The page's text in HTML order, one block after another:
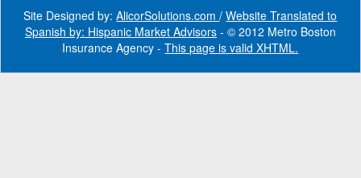
Site Designed by:AlicorSolutions.com/Website Translated to
Spanish by: Hispanic Market Advisors - © 2012 Metro Boston
Insurance Agency -This page is valid XHTML.